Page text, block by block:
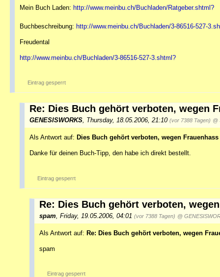
Mein Buch Laden: http://www.meinbu.ch/Buchladen/Ratgeber.shtml?
Buchbeschreibung: http://www.meinbu.ch/Buchladen/3-86516-527-
Freudental
http://www.meinbu.ch/Buchladen/3-86516-527-3.shtml?
Eintrag gesperrt
Re: Dies Buch gehört verboten, wegen
GENESISWORKS, Thursday, 18.05.2006, 21:10 (vor 7388 Tagen) @
Als Antwort auf: Dies Buch gehört verboten, wegen Frauenhass
Danke für deinen Buch-Tipp, den habe ich direkt bestellt.
Eintrag gesperrt
Re: Dies Buch gehört verboten,
spam Friday, 19.05.2006, 04:01 (vor 7388 Tagen) @
Als Antwort auf: Re: Dies Buch gehört verboten, wegen
spam
Eintrag gesperrt